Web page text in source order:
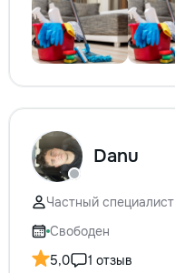
Danu
Частный специалист
Свободен
5,0
1 отзыв